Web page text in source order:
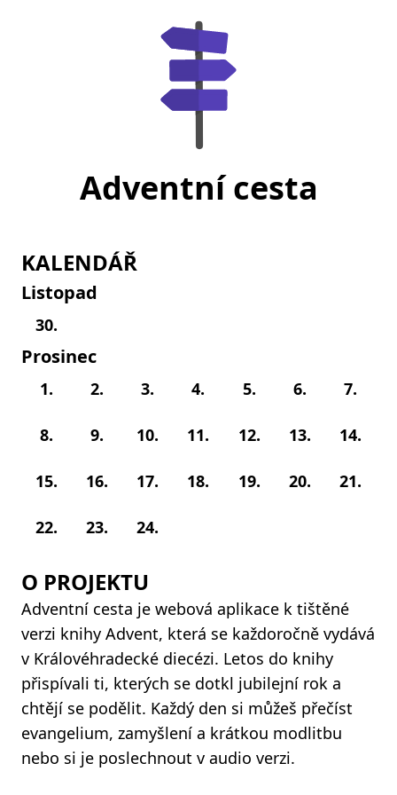
Adventní cesta
KALENDÁŘ
Listopad
30.
Prosinec
1. 2. 3. 4. 5. 6. 7.
8. 9. 10. 11. 12. 13. 14.
15. 16. 17. 18. 19. 20. 21.
22. 23. 24.
O PROJEKTU
Adventní cesta je webová aplikace k tištěné
verzi knihy Advent, která se každoročně vydává
v Královéhradecké diecézi. Letos do knihy
přispívali ti, kterých se dotkl jubilejní rok a
chtějí se podělit. Každý den si můžeš přečíst
evangelium, zamyšlení a krátkou modlitbu
nebo si je poslechnout v audio verzi.